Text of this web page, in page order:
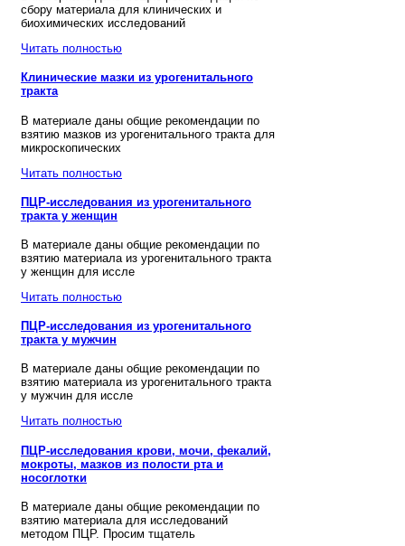
сбору материала для клинических и
биохимических исследований
Читать полностью
Клинические мазки из урогенитального
тракта
В материале даны общие рекомендации по
взятию мазков из урогенитального тракта для
микроскопических
Читать полностью
ПЦР-исследования из урогенитального
тракта у женщин
В материале даны общие рекомендации по
взятию материала из урогенитального тракта
у женщин для иссле
Читать полностью
ПЦР-исследования из урогенитального
тракта у мужчин
В материале даны общие рекомендации по
взятию материала из урогенитального тракта
у мужчин для иссле
Читать полностью
ПЦР-исследования крови, мочи, фекалий,
мокроты, мазков из полости рта и
носоглотки
В материале даны общие рекомендации по
взятию материала для исследований
методом ПЦР. Просим тщатель